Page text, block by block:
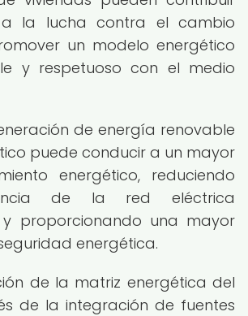
a la lucha contra el cambio
un modelo energético
y respetuoso con el medio
de energía renovable
puede conducir a un mayor
energético, reduciendo
de la red eléctrica
y proporcionando una mayor
energética.
de la matriz energética del
de la integración de fuentes